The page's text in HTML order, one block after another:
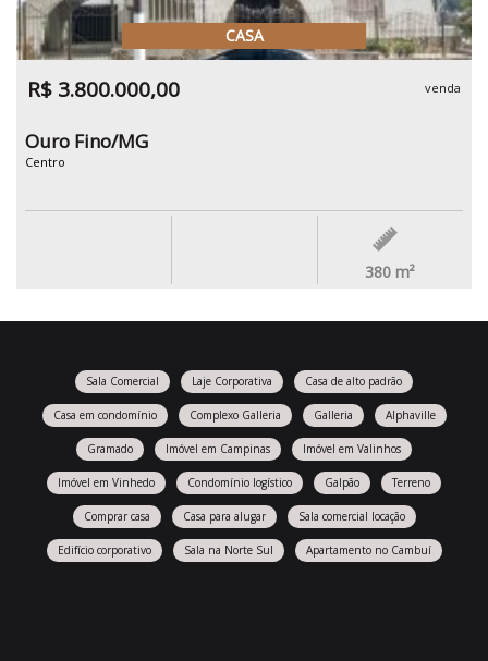
CASA
R$ 3.800.000,00 venda
Ouro Fino/MG
Centro
380 m²
Sala Comercial Laje Corporativa Casa de alto padrão
Casa em condomínio Complexo Galleria Galleria Alphaville
Gramado Imóvel em Campinas Imóvel em Valinhos
Imóvel em Vinhedo Condomínio logístico Galpão Terreno
Comprar casa Casa para alugar Sala comercial locação
Edifício corporativo Sala na Norte Sul Apartamento no Cambuí